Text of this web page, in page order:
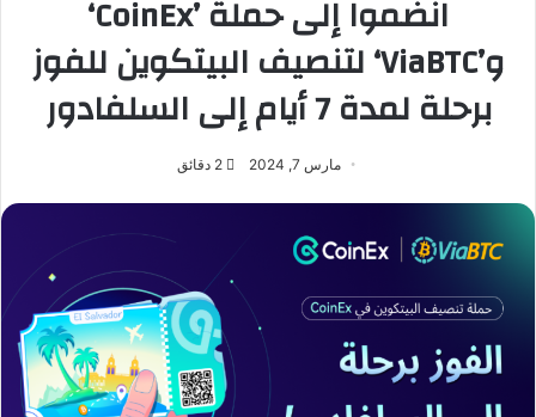
انضموا إلى حملة ’CoinEx‘
و’ViaBTC‘ لتنصيف البيتكوين للفوز
برحلة لمدة 7 أيام إلى السلفادور
مارس 7, 2024